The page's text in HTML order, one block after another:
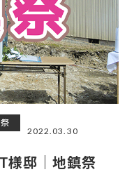
2022.03.30
様邸｜地鎮祭